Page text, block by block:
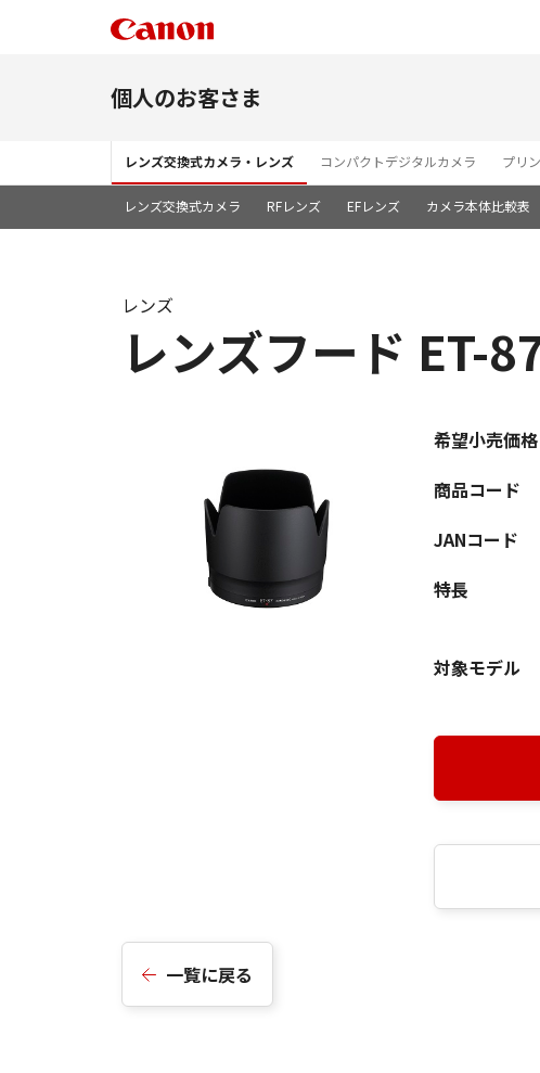
個人のお客さま
レンズ交換式カメラ・レンズ コンパクトデジタルカメラ プリ
レンズ交換式カメラ RFレンズ EFレンズ カメラ本体比較表
レンズフード ET-
レンズ
希望小売価格
商品コード
JANコード
特長
対象モデル
一覧に戻る